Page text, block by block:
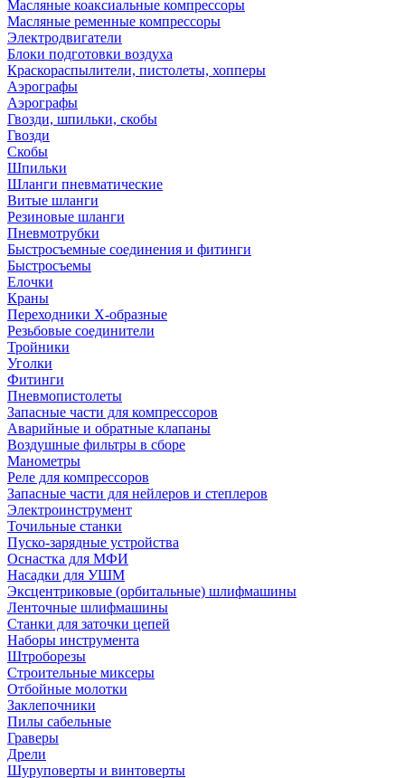
Масляные коаксиальные компрессоры
Масляные ременные компрессоры
Электродвигатели
Блоки подготовки воздуха
Краскораспылители, пистолеты, хопперы
Аэрографы
Аэрографы
Гвозди, шпильки, скобы
Гвозди
Скобы
Шпильки
Шланги пневматические
Витые шланги
Резиновые шланги
Пневмотрубки
Быстросъемные соединения и фитинги
Быстросъемы
Елочки
Краны
Переходники Х-образные
Резьбовые соединители
Тройники
Уголки
Фитинги
Пневмопистолеты
Запасные части для компрессоров
Аварийные и обратные клапаны
Воздушные фильтры в сборе
Манометры
Реле для компрессоров
Запасные части для нейлеров и степлеров
Электроинструмент
Точильные станки
Пуско-зарядные устройства
Оснастка для МФИ
Насадки для УШМ
Эксцентриковые (орбитальные) шлифмашины
Ленточные шлифмашины
Станки для заточки цепей
Наборы инструмента
Штроборезы
Строительные миксеры
Отбойные молотки
Заклепочники
Пилы сабельные
Граверы
Дрели
Шуруповерты и винтоверты